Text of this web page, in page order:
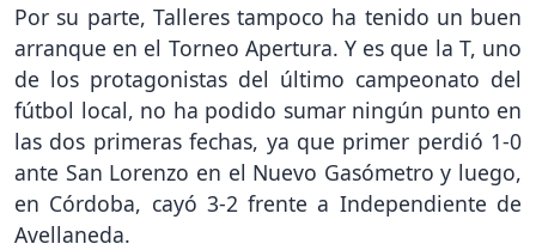
Por su parte, Talleres tampoco ha tenido un buen
arranque en el Torneo Apertura. Y es que la T, uno
de los protagonistas del último campeonato del
fútbol local, no ha podido sumar ningún punto en
las dos primeras fechas, ya que primer perdió 1-0
ante San Lorenzo en el Nuevo Gasómetro y luego,
en Córdoba, cayó 3-2 frente a Independiente de
Avellaneda.